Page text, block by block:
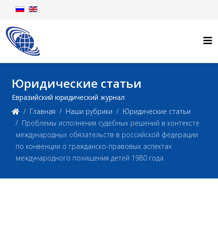
Юридические статьи
Евразийский юридический журнал
Главная
Наши рубрики
Юридические статьи
Проблемы исполнения судебных решений в контексте
международных обязательств в российской федерации
по конвенции о гражданско-правовых аспектах
международного похищения детей 1980 года